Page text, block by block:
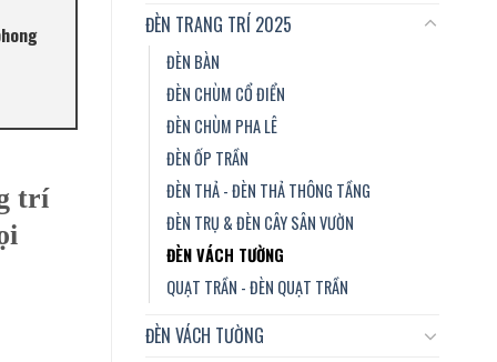
ĐÈN TRANG TRÍ 2025
ĐÈN BÀN
ĐÈN CHÙM CỔ ĐIỂN
ĐÈN CHÙM PHA LÊ
ĐÈN ỐP TRẦN
ĐÈN THẢ - ĐÈN THẢ THÔNG TẦNG
ĐÈN TRỤ & ĐÈN CÂY SÂN VƯỜN
ĐÈN VÁCH TƯỜNG
QUẠT TRẦN - ĐÈN QUẠT TRẦN
ĐÈN VÁCH TƯỜNG
trí